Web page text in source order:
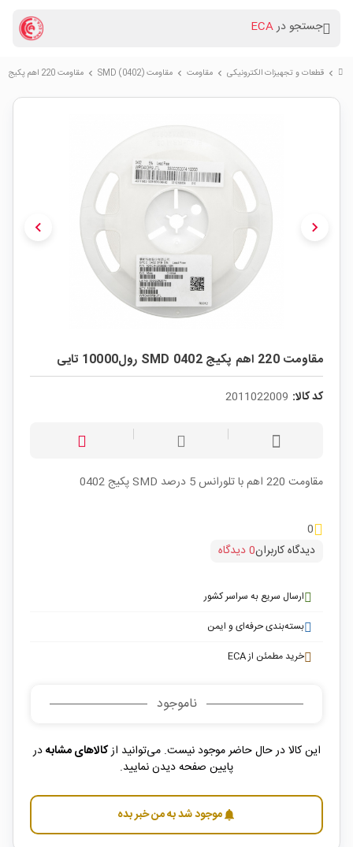
جستجو درECA
chevron_right قطعات و تجهیزات الکترونیکی chevron_right مقاومت chevron_right مقاومت (SMD (0402 chevron_right مقاومت 220 اهم پکیج SMD 0402 رول10000 تایی
chevron_left chevron_right
مقاومت 220 اهم پکیج SMD 0402 رول10000 تایی
کد کالا: 2011022009
مقاومت 220 اهم با تلورانس 5 درصد SMD پکیج 0402
0
دیدگاه کاربران0 دیدگاه
ارسال سریع به سراسر کشور
بسته‌بندی حرفه‌ای و ایمن
خرید مطمئن از ECA
ناموجود
این کالا در حال حاضر موجود نیست. می‌توانید ازکالاهای مشابهدر
پایین صفحه دیدن نمایید.
notificationsموجود شد به من خبر بده